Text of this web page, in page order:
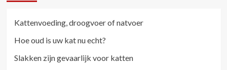
Kattenvoeding, droogvoer of natvoer
Hoe oud is uw kat nu echt?
Slakken zijn gevaarlijk voor katten